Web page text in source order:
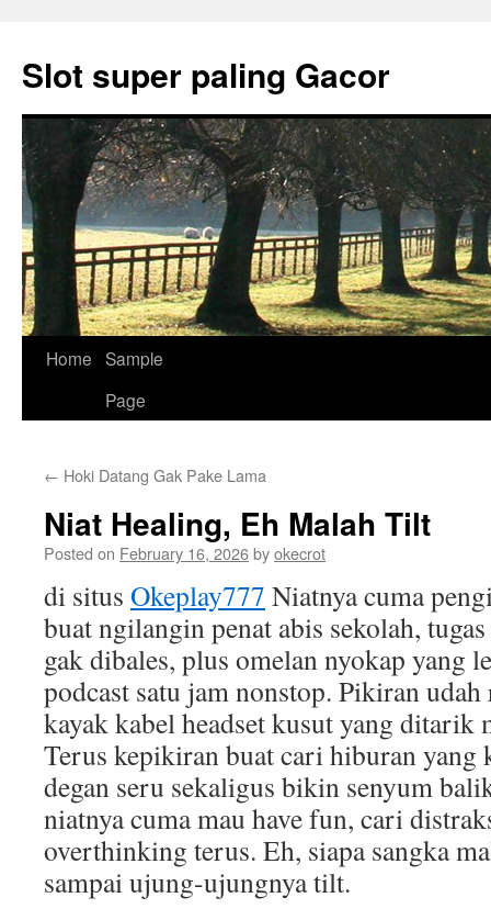
content
Slot super paling Gacor
Home Sample
Page
← Hoki Datang Gak Pake Lama
Niat Healing, Eh Malah Tilt
Posted on February 16, 2026byokecrot
di situs Okeplay777 Niatnya cuma
buat ngilangin penat abis sekolah,
gak dibales, plus omelan nyokap yang
podcast satu jam nonstop. Pikiran udah
kayak kabel headset kusut yang ditarik
Terus kepikiran buat cari hiburan yang
degan seru sekaligus bikin senyum
niatnya cuma mau have fun, cari
overthinking terus. Eh, siapa sangka
sampai ujung-ujungnya tilt.